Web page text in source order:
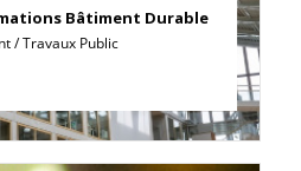
Bâtiment Durable
/ Travaux Public